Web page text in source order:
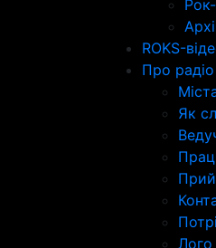
ROKS-
Про радіо
Як
Лого